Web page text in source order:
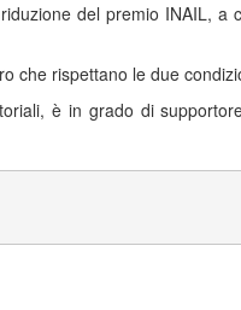
del premio INAIL,
che rispettano le due
è in grado di